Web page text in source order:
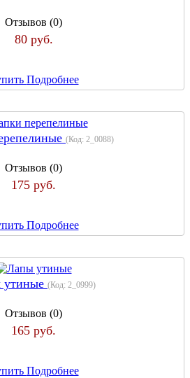
Отзывов (0)
80 руб.
Подробнее
(Код: 2_0088)
Отзывов (0)
175 руб.
Подробнее
(Код: 2_0999)
Отзывов (0)
165 руб.
Подробнее